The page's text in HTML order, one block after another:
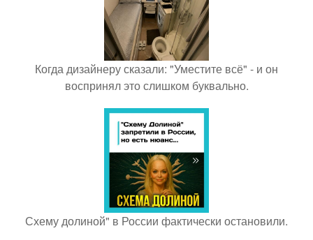
Когда дизайнеру сказали: "Уместите всё" - и он
воспринял это слишком буквально.
Схему долиной" в России фактически остановили.